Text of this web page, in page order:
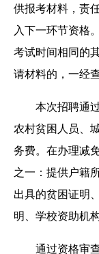
供报考材料，责
入下一环节资格
考试时间相同的
请材料的，一经
本次招聘通
农村贫困人员、
务费。在办理减
之一：提供户籍
出具的贫困证明
明、学校资助机
通过资格审